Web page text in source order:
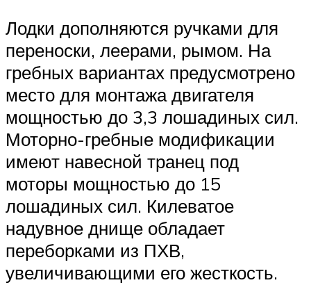
Лодки дополняются ручками для
переноски, леерами, рымом. На
гребных вариантах предусмотрено
место для монтажа двигателя
мощностью до 3,3 лошадиных сил.
Моторно-гребные модификации
имеют навесной транец под
моторы мощностью до 15
лошадиных сил. Килеватое
надувное днище обладает
переборками из ПХВ,
увеличивающими его жесткость.